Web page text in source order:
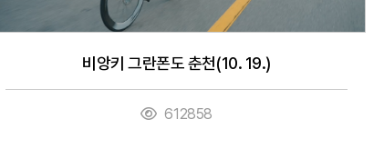
비앙키 그란폰도 춘천(10. 19.)
612858